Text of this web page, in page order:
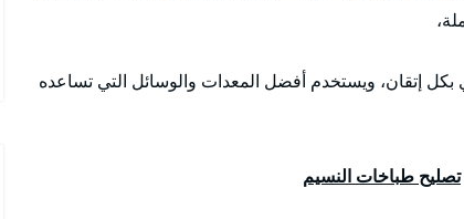
إتقان، ويستخدم أفضل المعدات والوسائل التي تساعده
تصليح طباخات النسيم